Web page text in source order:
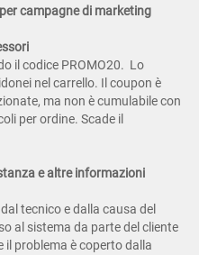
campagne di marketing
il codice PROMO20. Lo
nel carrello. Il coupon è
ma non è cumulabile con
per ordine. Scade il
e altre informazioni
tecnico e dalla causa del
al sistema da parte del cliente
il problema è coperto dalla